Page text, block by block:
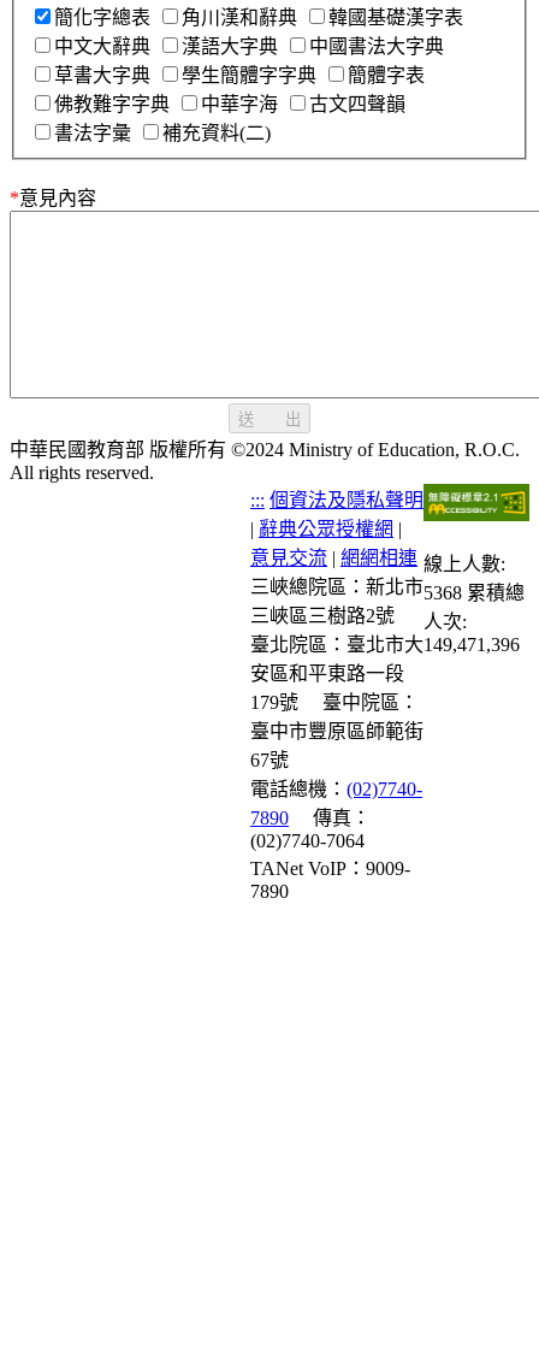
簡化字總表
角川漢和辭典
韓國基礎漢字表
中文大辭典
漢語大字典
中國書法大字典
草書大字典
學生簡體字字典
簡體字表
佛教難字字典
中華字海
古文四聲韻
書法字彙
補充資料(二)
*意見內容
送 出
中華民國教育部 版權所有 ©2024 Ministry of Education, R.O.C.
All rights reserved.
::: 個資法及隱私聲明
| 辭典公眾授權網 |
意見交流 | 網網相連
三峽總院區：新北市
三峽區三樹路2號
臺北院區：臺北市大
安區和平東路一段
179號
臺中院區：
臺中市豐原區師範街
67號
電話總機： (02)7740-
7890
傳真：
(02)7740-7064
TANet VoIP：9009-
7890
線上人數:
5368 累積總
人次:
149,471,396